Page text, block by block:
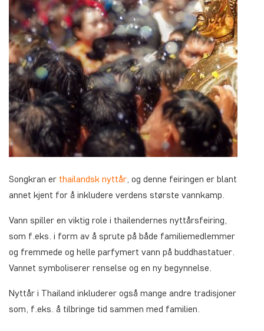
Songkran er thailandsk nyttår, og denne feiringen er blant
annet kjent for å inkludere verdens største vannkamp.
Vann spiller en viktig role i thailendernes nyttårsfeiring,
som f.eks. i form av å sprute på både familiemedlemmer
og fremmede og helle parfymert vann på buddhastatuer.
Vannet symboliserer renselse og en ny begynnelse.
Nyttår i Thailand inkluderer også mange andre tradisjoner
som, f.eks. å tilbringe tid sammen med familien.